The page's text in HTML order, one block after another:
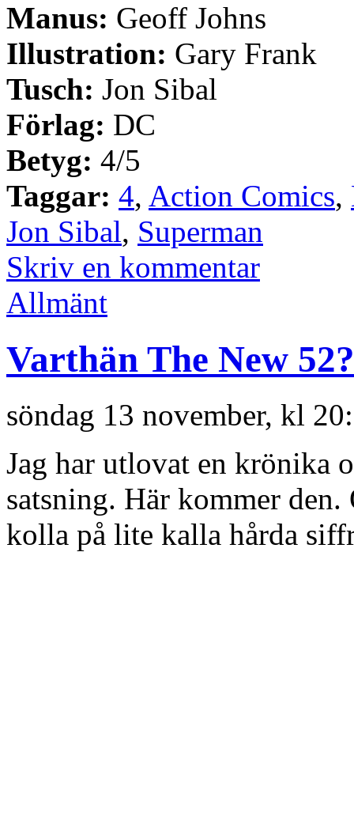
Manus: Geoff Johns
Illustration: Gary Frank
Tusch: Jon Sibal
Förlag: DC
Betyg: 4/5
Taggar: 4, Action Comics,
Jon Sibal, Superman
Skriv en kommentar
Allmänt
Varthän The New 52?
söndag 13 november, kl
Jag har utlovat en krönika
satsning. Här kommer
kolla på lite kalla hårda